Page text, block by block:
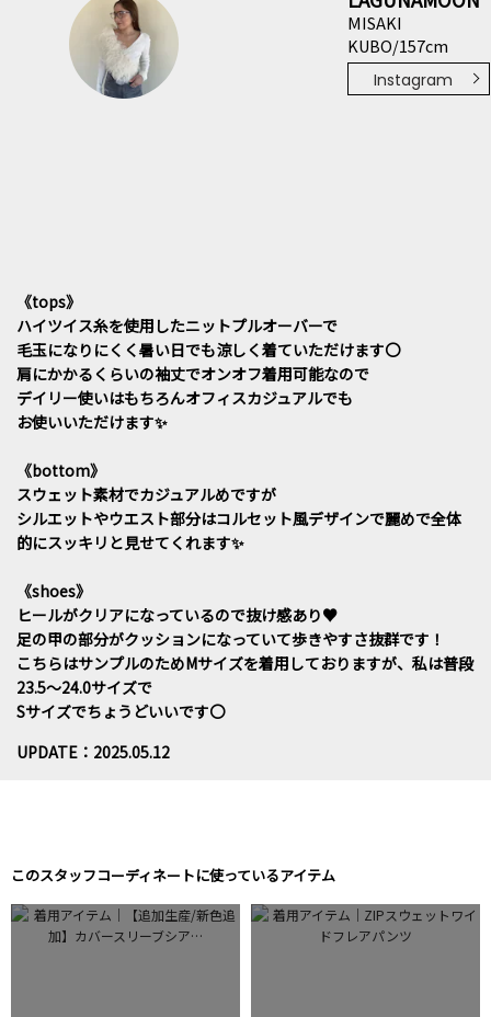
MISAKI
KUBO/157cm
Instagram
《tops》
ハイツイス糸を使用したニットプルオーバーで
毛玉になりにくく暑い日でも涼しく着ていただけます〇
肩にかかるくらいの袖丈でオンオフ着用可能なので
デイリー使いはもちろんオフィスカジュアルでも
お使いいただけます✨
《bottom》
スウェット素材でカジュアルめですが
シルエットやウエスト部分はコルセット風デザインで麗めで全体
的にスッキリと見せてくれます✨
《shoes》
ヒールがクリアになっているので抜け感あり♥
足の甲の部分がクッションになっていて歩きやすさ抜群です！
こちらはサンプルのためMサイズを着用しておりますが、私は普段
23.5～24.0サイズで
Sサイズでちょうどいいです〇
UPDATE：2025.05.12
このスタッフコーディネートに使っているアイテム